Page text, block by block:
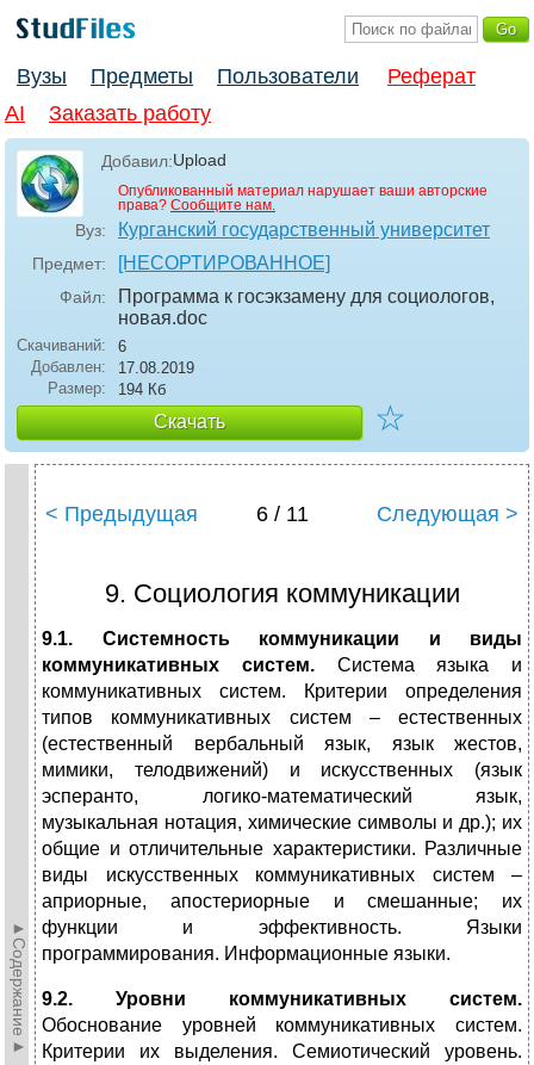
Вузы Предметы Пользователи
Реферат
AI
Заказать работу
Добавил:Upload
Опубликованный материал нарушает ваши авторские
права? Сообщите нам.
Вуз: Курганский государственный университет
Предмет: [НЕСОРТИРОВАННОЕ]
Файл:
Программа к госэкзамену для социологов,
новая.doc
Скачиваний:
6
Добавлен:
17.08.2019
Размер:
194 Кб
Скачать ☆
►Содержание►
< Предыдущая 6 / 11 Следующая >
9. Социология коммуникации
9.1. Системность коммуникации и виды
коммуникативных систем. Система языка и
коммуникативных систем. Критерии определения
типов коммуникативных систем – естественных
(естественный вербальный язык, язык жестов,
мимики, телодвижений) и искусственных (язык
эсперанто, логико-математический язык,
музыкальная нотация, химические символы и др.); их
общие и отличительные характеристики. Различные
виды искусственных коммуникативных систем –
априорные, апостериорные и смешанные; их
функции и эффективность. Языки
программирования. Информационные языки.
9.2. Уровни коммуникативных систем.
Обоснование уровней коммуникативных систем.
Критерии их выделения. Семиотический уровень.